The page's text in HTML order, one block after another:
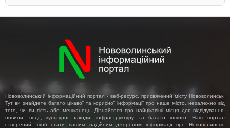
Нововолинський інформаційний портал - веб-ресурс, присвячений місту Нововолинськ.
Тут ви знайдете багато цікавої та корисної інформації про наше місто, незалежно від
того, чи ви гість або мешканець. Дізнайтеся про найцікавіші місця для відвідування,
новини, події, культурні заходи, інфраструктуру та багато іншого. Наш портал
створений, щоб стати вашим надійним джерелом інформації про Нововолинськ,